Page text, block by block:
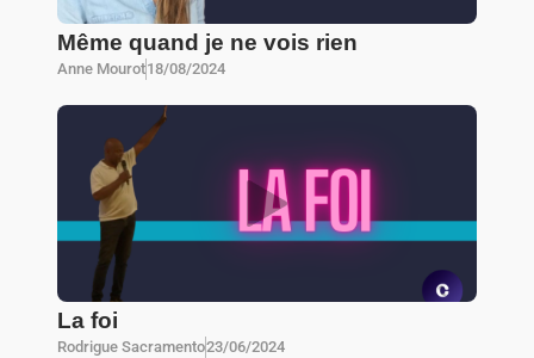
Même quand je ne vois rien
Anne Mourot18/08/2024
La foi
Rodrigue Sacramento23/06/2024